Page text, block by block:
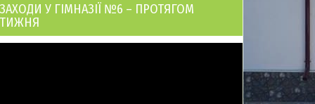
ЗАХОДИ У ГІМНАЗІЇ №6 – ПРОТЯГОМ
ТИЖНЯ